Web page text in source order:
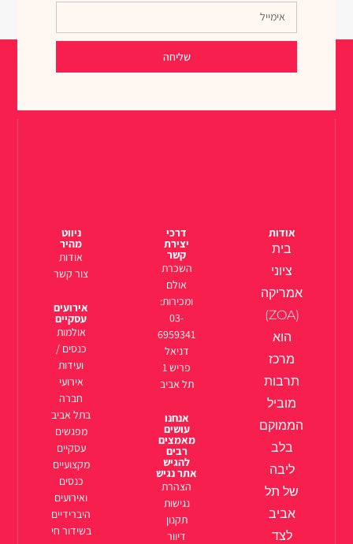
שליחה
אודות
בית
ציוני
אמריקה
(ZOA)
הוא
מרכז
תרבות
מוביל
הממוקם
בלב
ליבה
של תל
אביב
לצד
דרכי
יצירת
קשר
השכרת
אולם
ומכירות:
03-
6959341
דניאל
פריש 1
תל אביב
אנחנו
עושים
מאמצים
רבים
להגיש
אתר נגיש
הצהרת
נגישות
תקנון
דיוור
ניווט
מהיר
אודות
צור קשר
אירועים
עסקיים
אולמות
כנסים /
ועידות
אירועי
חברה
בתל אביב
מפגשים
עסקיים
מקצועיים
כנסים
ואירועים
היברידיים
בשידור חי